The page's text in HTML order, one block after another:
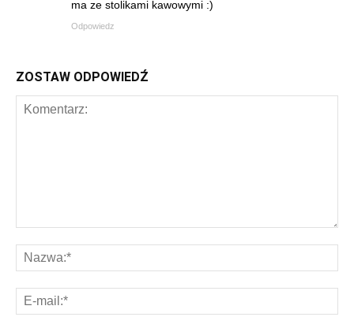
ma ze stolikami kawowymi :)
Odpowiedz
ZOSTAW ODPOWIEDŹ